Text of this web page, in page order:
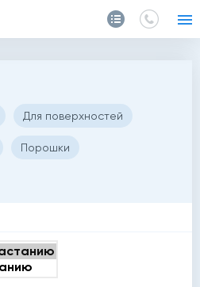
Для поверхностей
Порошки